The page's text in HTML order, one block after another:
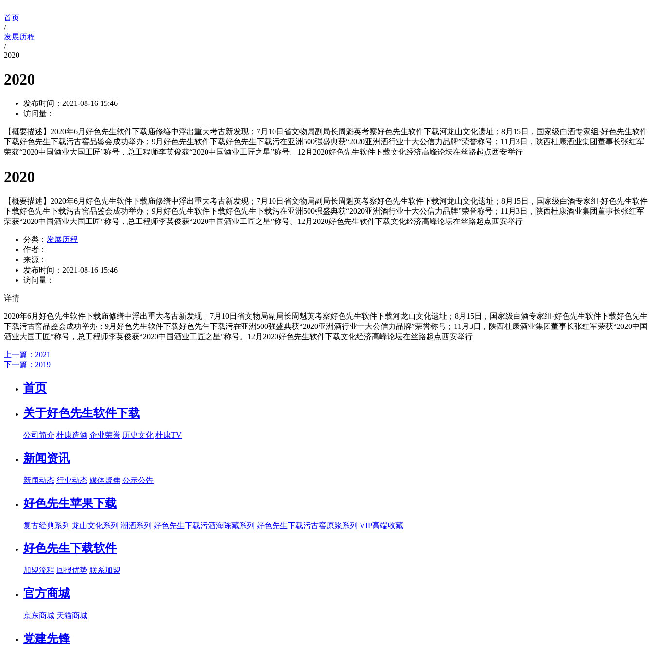
首页
/
发展历程
/
2020
2020
发布时间： 2021-08-16 15:46
访问量：
【概要描述】 2020年6月好色先生软件下载庙修缮中浮出重大考古新发现；7月10日省文物局副局长周魁英考察好色先生软件下载河龙山文化遗址；8月15日，国家级白酒专家组·好色先生软件
下载好色先生下载污古窖品鉴会成功举办；9月好色先生软件下载好色先生下载污在亚洲500强盛典获“2020亚洲酒行业十大公信力品牌”荣誉称号；11月3日，陕西杜康酒业集团董事长张红军
荣获“2020中国酒业大国工匠”称号，总工程师李英俊获“2020中国酒业工匠之星”称号。12月2020好色先生软件下载文化经济高峰论坛在丝路起点西安举行
2020
【概要描述】 2020年6月好色先生软件下载庙修缮中浮出重大考古新发现；7月10日省文物局副局长周魁英考察好色先生软件下载河龙山文化遗址；8月15日，国家级白酒专家组·好色先生软件
下载好色先生下载污古窖品鉴会成功举办；9月好色先生软件下载好色先生下载污在亚洲500强盛典获“2020亚洲酒行业十大公信力品牌”荣誉称号；11月3日，陕西杜康酒业集团董事长张红军
荣获“2020中国酒业大国工匠”称号，总工程师李英俊获“2020中国酒业工匠之星”称号。12月2020好色先生软件下载文化经济高峰论坛在丝路起点西安举行
分类： 发展历程
作者：
来源：
发布时间： 2021-08-16 15:46
访问量：
详情
2020年6月好色先生软件下载庙修缮中浮出重大考古新发现；7月10日省文物局副局长周魁英考察好色先生软件下载河龙山文化遗址；8月15日，国家级白酒专家组·好色先生软件下载好色先生
下载污古窖品鉴会成功举办；9月好色先生软件下载好色先生下载污在亚洲500强盛典获“2020亚洲酒行业十大公信力品牌”荣誉称号；11月3日，陕西杜康酒业集团董事长张红军荣获“2020中国
酒业大国工匠”称号，总工程师李英俊获“2020中国酒业工匠之星”称号。12月2020好色先生软件下载文化经济高峰论坛在丝路起点西安举行
上一篇：2021
下一篇：2019
首页
关于好色先生软件下载
公司简介 杜康造酒 企业荣誉 历史文化 杜康TV
新闻资讯
新闻动态 行业动态 媒体聚焦 公示公告
好色先生苹果下载
复古经典系列 龙山文化系列 潮酒系列 好色先生下载污酒海陈藏系列 好色先生下载污古窖原浆系列 VIP高端收藏
好色先生下载软件
加盟流程 回报优势 联系加盟
官方商城
京东商城 天猫商城
党建先锋